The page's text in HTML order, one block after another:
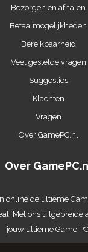
Bezorgen en afhalen
Betaalmogelijkheden
Bereikbaarheid
Veel gestelde vragen
Suggesties
Klachten
Vragen
Over GamePC.nl
Over
online de ultieme
Met ons uitgebreide
jouw ultieme Game